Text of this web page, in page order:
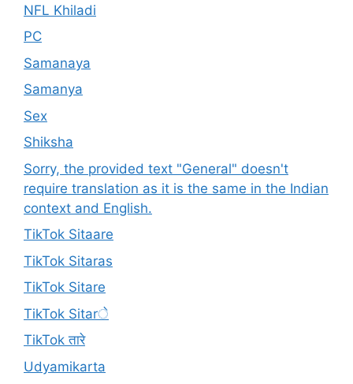
NFL Khiladi
PC
Samanaya
Samanya
Sex
Shiksha
Sorry, the provided text "General" doesn't
require translation as it is the same in the Indian
context and English.
TikTok Sitaare
TikTok Sitaras
TikTok Sitare
TikTok Sitarे
TikTok तारे
Udyamikarta